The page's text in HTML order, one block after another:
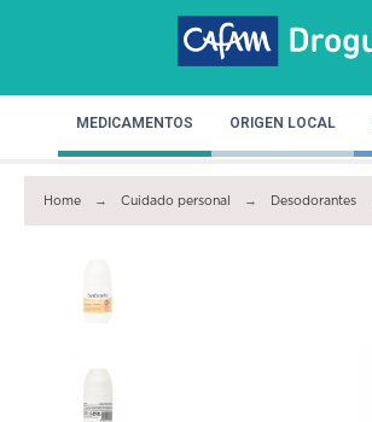
MEDICAMENTOS ORIGEN LOCAL
Home Cuidado personal Desodorantes